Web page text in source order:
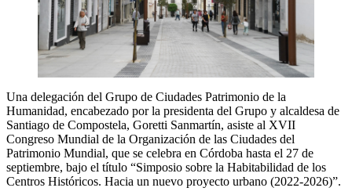
Una delegación del Grupo de Ciudades Patrimonio de la
Humanidad, encabezado por la presidenta del Grupo y alcaldesa de
Santiago de Compostela, Goretti Sanmartín, asiste al XVII
Congreso Mundial de la Organización de las Ciudades del
Patrimonio Mundial, que se celebra en Córdoba hasta el 27 de
septiembre, bajo el título “Simposio sobre la Habitabilidad de los
Centros Históricos. Hacia un nuevo proyecto urbano (2022-2026)”.